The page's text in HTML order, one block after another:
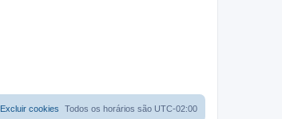
Todos os horários são UTC-02:00
Excluir cookies